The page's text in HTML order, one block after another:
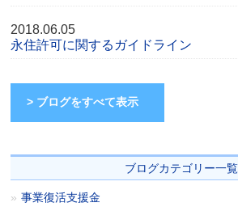
2018.06.05
永住許可に関するガイドライン
> ブログをすべて表示
ブログカテゴリー一覧
事業復活支援金